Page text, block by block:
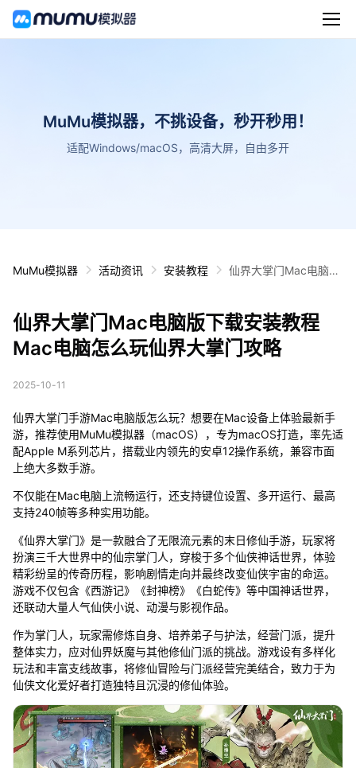
MuMu模拟器，不挑设备，秒开秒用！
适配Windows/macOS，高清大屏，自由多开
MuMu模拟器 活动资讯 安装教程
仙界大掌门Mac电脑版
仙界大掌门Mac电脑版下载安装教程
Mac电脑怎么玩仙界大掌门攻略
2025-10-11
仙界大掌门手游Mac电脑版怎么玩？想要在Mac设备上体验最新手
游，推荐使用MuMu模拟器（macOS），专为macOS打造，率先适
配Apple M系列芯片，搭载业内领先的安卓12操作系统，兼容市面
上绝大多数手游。
不仅能在Mac电脑上流畅运行，还支持键位设置、多开运行、最高
支持240帧等多种实用功能。
《仙界大掌门》是一款融合了无限流元素的末日修仙手游，玩家将
扮演三千大世界中的仙宗掌门人，穿梭于多个仙侠神话世界，体验
精彩纷呈的传奇历程，影响剧情走向并最终改变仙侠宇宙的命运。
游戏不仅包含《西游记》《封神榜》《白蛇传》等中国神话世界，
还联动大量人气仙侠小说、动漫与影视作品。
作为掌门人，玩家需修炼自身、培养弟子与护法，经营门派，提升
整体实力，应对仙界妖魔与其他修仙门派的挑战。游戏设有多样化
玩法和丰富支线故事，将修仙冒险与门派经营完美结合，致力于为
仙侠文化爱好者打造独特且沉浸的修仙体验。